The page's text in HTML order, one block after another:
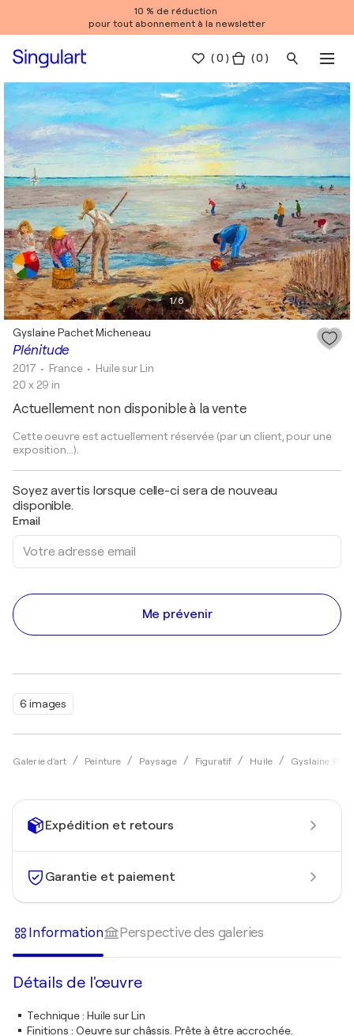
10 % de réduction
pour tout abonnement à la newsletter
(0 ) ( 0 )
1/6
6 images
Galerie d'art Peinture Paysage Figuratif Huile Gyslaine
Plénitude
Gyslaine Pachet Micheneau
2017 • France • Huile sur Lin
20 x 29 in
Actuellement non disponible à la vente
Cette oeuvre est actuellement réservée (par un client, pour une
exposition...).
Soyez avertis lorsque celle-ci sera de nouveau
disponible.
Email
Me prévenir
Expédition et retours
Garantie et paiement
Information Perspective des galeries
Détails de l'œuvre
Technique: Huile sur Lin
Finitions : Oeuvre sur châssis. Prête à être accrochée.